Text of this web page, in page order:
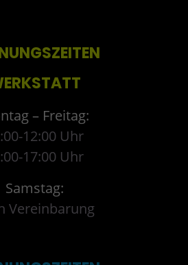
– Freitag:
12:00 Uhr
17:00 Uhr
Samstag:
Vereinbarung